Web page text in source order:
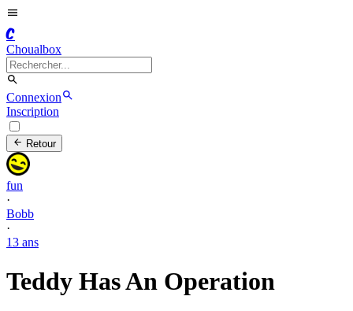
C
Choualbox
Connexion
Inscription
Retour
fun
·
Bobb
·
13 ans
Teddy Has An Operation